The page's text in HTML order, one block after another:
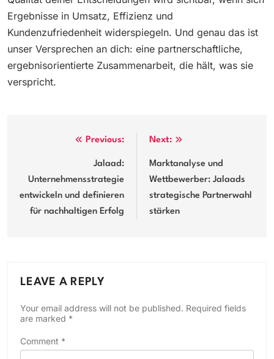
Ergebnisse in Umsatz, Effizienz und
Kundenzufriedenheit widerspiegeln. Und genau das ist
unser Versprechen an dich: eine partnerschaftliche,
ergebnisorientierte Zusammenarbeit, die hält, was sie
verspricht.
Previous:
Jalaad:
Unternehmensstrategie
entwickeln und definieren
für nachhaltigen Erfolg
Next:
Marktanalyse und
Wettbewerber: Jalaads
strategische Partnerwahl
stärken
LEAVE A REPLY
Your email address will not be published. Required fields
are marked *
Comment *